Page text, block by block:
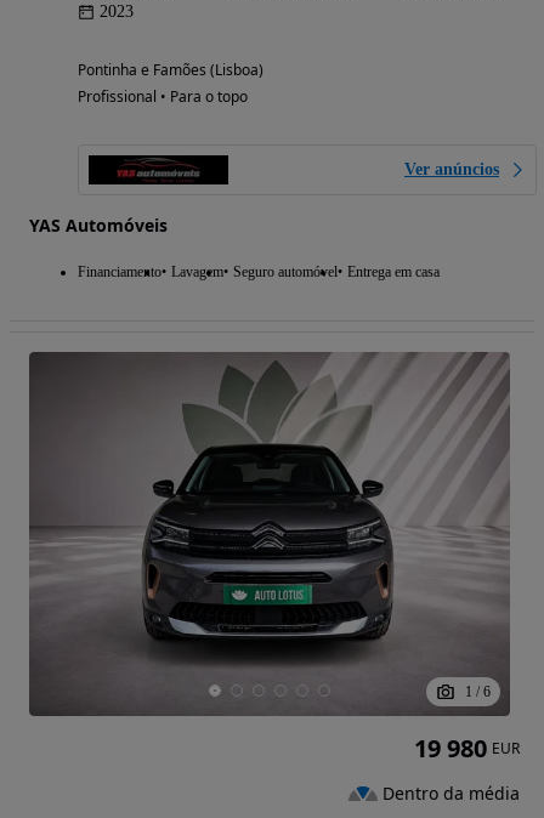
2023
Pontinha e Famões (Lisboa)
Profissional • Para o topo
Ver anúncios
YAS Automóveis
Financiamento Lavagem Seguro automóvel Entrega em casa
1 / 6
19 980 EUR
Dentro da média